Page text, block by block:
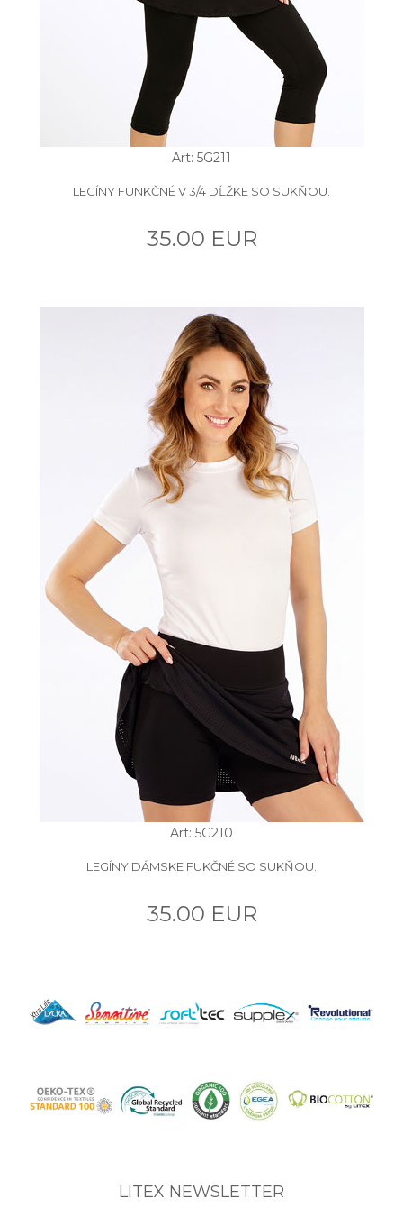
Art: 5G211
LEGÍNY FUNKČNÉ V 3/4 DĹŽKE SO SUKŇOU.
35.00 EUR
Art: 5G210
LEGÍNY DÁMSKE FUKČNÉ SO SUKŇOU.
35.00 EUR
LITEX NEWSLETTER